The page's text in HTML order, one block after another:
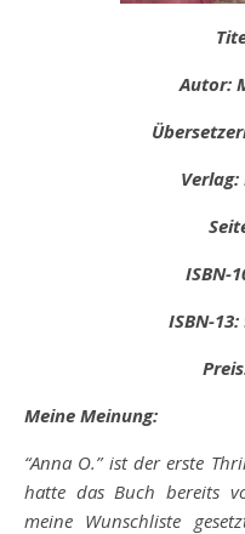
Autor:
Verlag:
ISBN-
ISBN-13:
Meine Meinung:
“Anna O.” ist der erste
hatte das Buch bereits
meine Wunschliste